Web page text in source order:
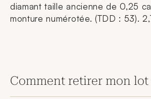
diamant taille ancienne de 0,25
monture numérotée. (TDD : 53).
Comment retirer mon lot